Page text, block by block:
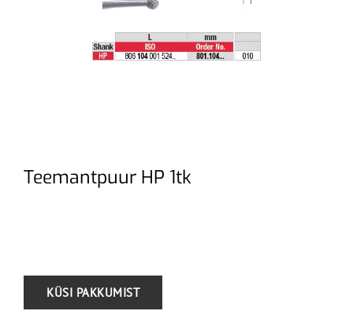
Teemantpuur HP 1tk